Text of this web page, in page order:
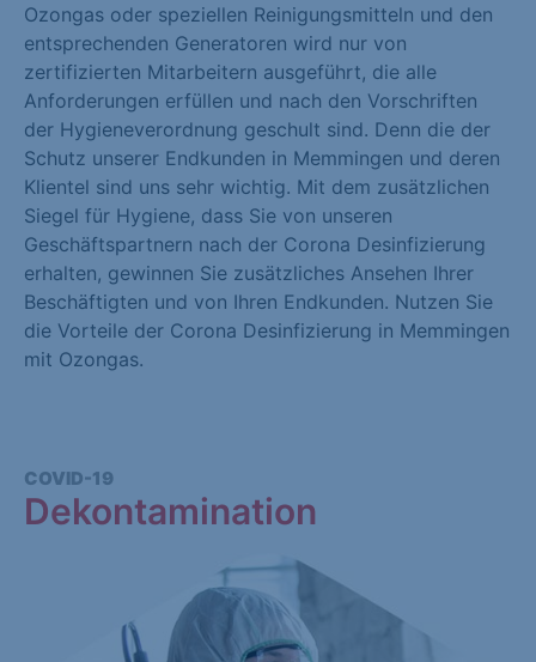
Ozongas oder speziellen Reinigungsmitteln und den
entsprechenden Generatoren wird nur von
zertifizierten Mitarbeitern ausgeführt, die alle
Anforderungen erfüllen und nach den Vorschriften
der Hygieneverordnung geschult sind. Denn die der
Schutz unserer Endkunden in Memmingen und deren
Klientel sind uns sehr wichtig. Mit dem zusätzlichen
Siegel für Hygiene, dass Sie von unseren
Geschäftspartnern nach der Corona Desinfizierung
erhalten, gewinnen Sie zusätzliches Ansehen Ihrer
Beschäftigten und von Ihren Endkunden. Nutzen Sie
die Vorteile der Corona Desinfizierung in Memmingen
mit Ozongas.
COVID-19
Dekontamination